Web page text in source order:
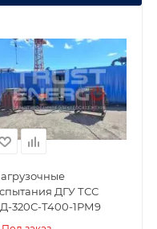
ДГУ ТСС
320С-Т400-1РМ9